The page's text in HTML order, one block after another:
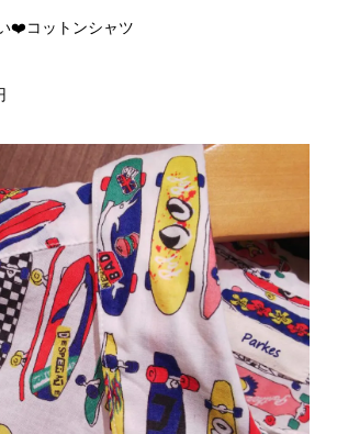
❤️コットンシャツ